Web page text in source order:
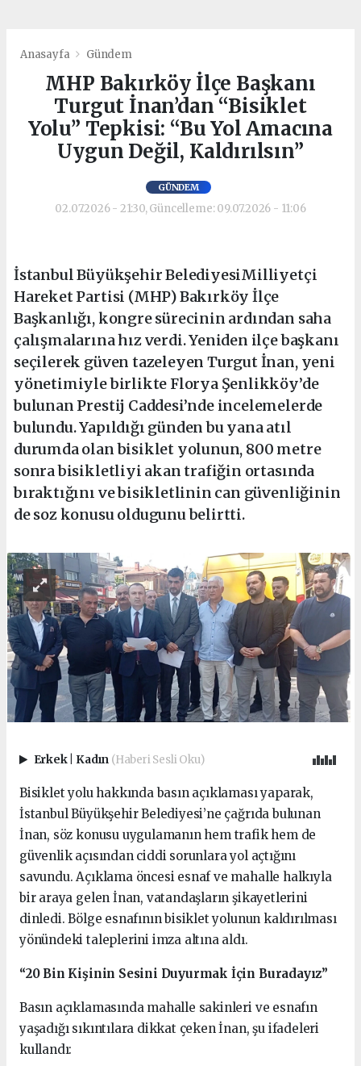
Anasayfa Gündem
MHP Bakırköy İlçe Başkanı
Turgut İnan’dan “Bisiklet
Yolu” Tepkisi: “Bu Yol Amacına
Uygun Değil, Kaldırılsın”
GÜNDEM
02.07.2026 - 21:30, Güncelleme: 09.07.2026 - 11:06
İstanbul Büyükşehir BelediyesiMilliyetçi
Hareket Partisi (MHP) Bakırköy İlçe
Başkanlığı, kongre sürecinin ardından saha
çalışmalarına hız verdi. Yeniden ilçe başkanı
seçilerek güven tazeleyen Turgut İnan, yeni
yönetimiyle birlikte Florya Şenlikköy’de
bulunan Prestij Caddesi’nde incelemelerde
bulundu. Yapıldığı günden bu yana atıl
durumda olan bisiklet yolunun, 800 metre
sonra bisikletliyi akan trafiğin ortasında
bıraktığını ve bisikletlinin can güvenliğinin
de soz konusu oldugunu belirtti.
Erkek Kadın (Haberi Sesli Oku)
Bisiklet yolu hakkında basın açıklaması yaparak,
İstanbul Büyükşehir Belediyesi’ne çağrıda bulunan
İnan, söz konusu uygulamanın hem trafik hem de
güvenlik açısından ciddi sorunlara yol açtığını
savundu. Açıklama öncesi esnaf ve mahalle halkıyla
bir araya gelen İnan, vatandaşların şikayetlerini
dinledi. Bölge esnafının bisiklet yolunun kaldırılması
yönündeki taleplerini imza altına aldı.
“20 Bin Kişinin Sesini Duyurmak İçin Buradayız”
Basın açıklamasında mahalle sakinleri ve esnafın
yaşadığı sıkıntılara dikkat çeken İnan, şu ifadeleri
kullandı: